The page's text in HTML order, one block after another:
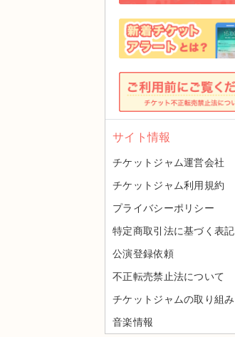
サイト情報
チケットジャム運営会社
チケットジャム利用規約
プライバシーポリシー
特定商取引法に基づく表記
公演登録依頼
不正転売禁止法について
チケットジャムの取り組み
音楽情報